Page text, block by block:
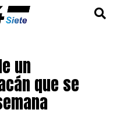
un
que se